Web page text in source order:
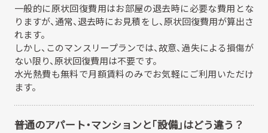
一般的に原状回復費用はお部屋の退去時に必要な費用とな
りますが、通常、退去時にお見積をし、原状回復費用が算出さ
れます。
しかし、このマンスリープランでは、故意、過失による損傷が
ない限り、原状回復費用は不要です。
水光熱費も無料で月額賃料のみでお気軽にご利用いただけ
ます。
普通のアパート・マンションと「設備」はどう違う？